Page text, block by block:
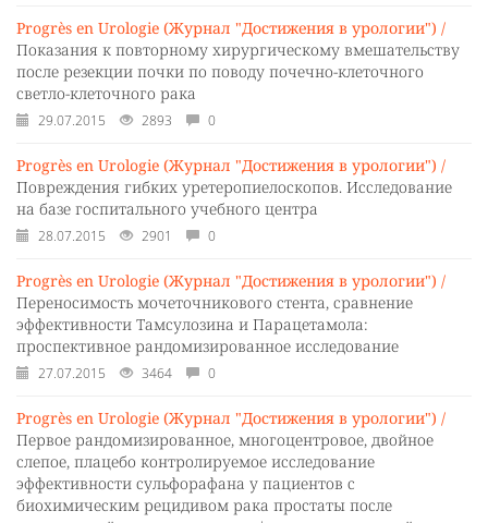
Progrès en Urologie (Журнал "Достижения в урологии") /
Показания к повторному хирургическому вмешательству
после резекции почки по поводу почечно-клеточного
светло-клеточного рака
29.07.2015 2893 0
Progrès en Urologie (Журнал "Достижения в урологии") /
Повреждения гибких уретеропиелоскопов. Исследование
на базе госпитального учебного центра
28.07.2015 2901 0
Progrès en Urologie (Журнал "Достижения в урологии") /
Переносимость мочеточникового стента, сравнение
эффективности Тамсулозина и Парацетамола:
проспективное рандомизированное исследование
27.07.2015 3464 0
Progrès en Urologie (Журнал "Достижения в урологии") /
Первое рандомизированное, многоцентровое, двойное
слепое, плацебо контролируемое исследование
эффективности сульфорафана у пациентов с
биохимическим рецидивом рака простаты после